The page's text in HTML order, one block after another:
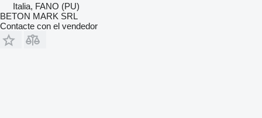
Italia, FANO (PU)
BETON MARK SRL
Contacte con el vendedor